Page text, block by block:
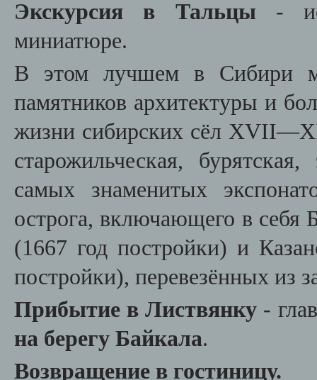
Экскурсия в Тальцы -
миниатюре.
В этом лучшем в Сибири
памятников архитектуры и
жизни сибирских сёл
старожильческая,
самых знаменитых
острога, включающего в
(1667 год постройки) и
постройки), перевезённых из
Прибытие в Листвянку -
на берегу Байкала.
Возвращение в гостиницу.